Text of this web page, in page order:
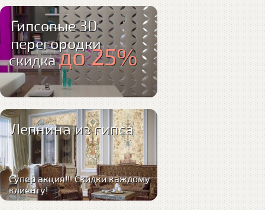
Гипсовые 3D
перегородки
скидкадо 25%
Лепнина из гипса
Супер акция!!! Скидки каждому
клиенту!